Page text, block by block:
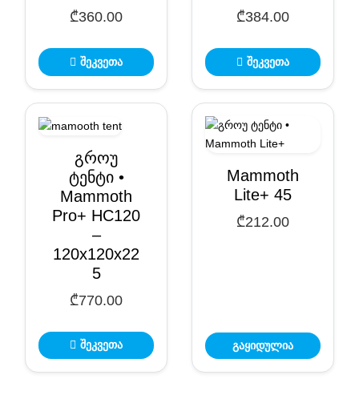
₾360.00
შეკვეთა
₾384.00
შეკვეთა
გროუ
ტენტი •
Mammoth
Pro+ HC120
–
120x120x22
5
₾770.00
შეკვეთა
Mammoth
Lite+ 45
₾212.00
გაყიდულია